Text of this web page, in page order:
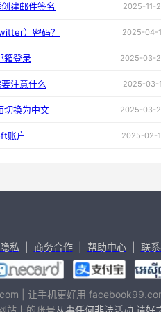
建邮件签名 2025-11-
）密码？ 2025-04-
箱登录 2025-03-
注意什么 2025-03-
切换为中文 2025-03-
账户 2025-02-
私 商务合作| 帮助中心| 联
| 让手机更好用